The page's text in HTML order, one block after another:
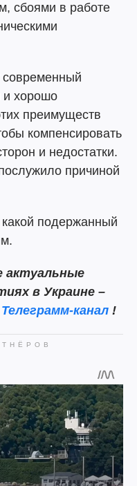
сбоями в работе
современный
и хорошо
преимуществ
компенсировать
и недостатки.
причиной
какой подержанный
актуальные
в Украине –
Телеграмм-канал !